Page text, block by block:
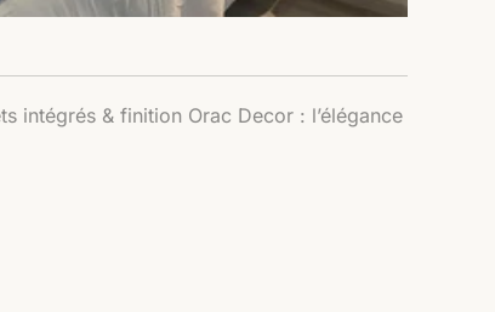
intégrés & finition Orac Decor : l’élégance